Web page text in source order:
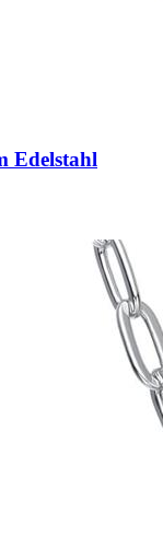
Edelstahl